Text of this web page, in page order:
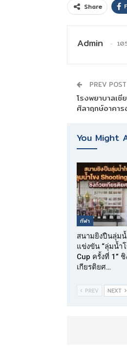
Share
Admin
PREV POST
โรงพยาบาลเชี
ศิลาฤกษ์อาคา
You Might
กีฬา
สนามยิงปืนลุ่ม
แข่งขัน “ลุ่มน้ำ
Cup ครั้งที่ 1” ชิ
เกียรติยศ…
PREV NEXT